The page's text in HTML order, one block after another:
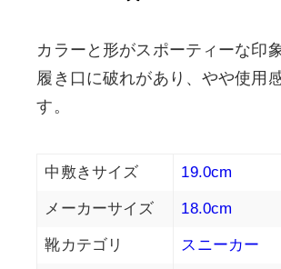
カラーと形がスポーティーな印
履き口に破れがあり、やや使用
す。
中敷きサイズ 19.0cm
メーカーサイズ 18.0cm
靴カテゴリ スニーカー